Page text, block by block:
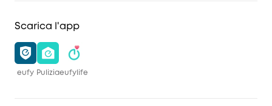
Scarica l'app
eufy Puliziaeufylife